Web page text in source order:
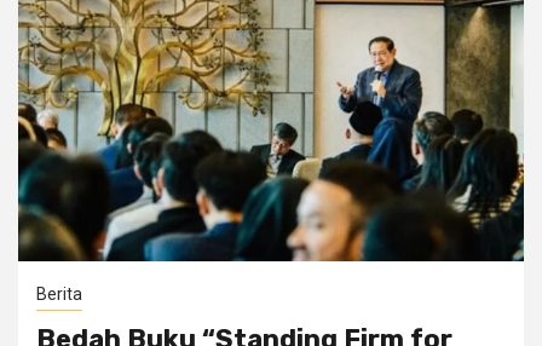
Berita
Bedah Buku “Standing Firm for